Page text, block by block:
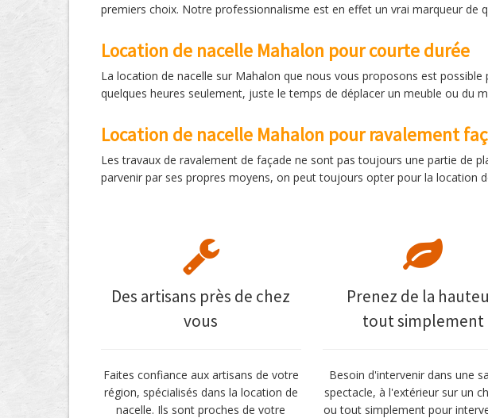
premiers choix. Notre professionnalisme est en effet un vrai marqueur de
Location de nacelle Mahalon pour courte durée
La location de nacelle sur Mahalon que nous vous proposons est
quelques heures seulement, juste le temps de déplacer un meuble ou du
Location de nacelle Mahalon pour ravalement
Les travaux de ravalement de façade ne sont pas toujours une partie de
parvenir par ses propres moyens, on peut toujours opter pour la location
Des artisans près de chez
vous
Faites confiance aux artisans de votre
région, spécialisés dans la location de
nacelle. Ils sont proches de votre
Prenez de la
tout simplement
Besoin d'intervenir dans une
spectacle, à l'extérieur sur un
ou tout simplement pour